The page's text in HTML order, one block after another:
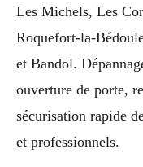
Les Michels, Les
Roquefort-la-
et Bandol.
ouverture de porte,
sécurisation rapide
et professionnels.